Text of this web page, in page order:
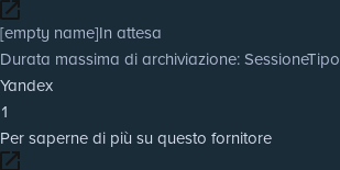
[empty name]In attesa
Durata massima di archiviazione: SessioneTipo
Yandex
1
Per saperne di più su questo fornitore